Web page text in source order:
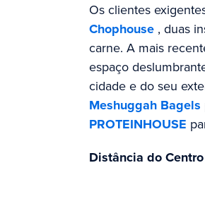
Os clientes
Chophouse , duas
carne. A mais
espaço
cidade e do seu
Meshuggah Bagels
PROTEINHOUSE
Distância do